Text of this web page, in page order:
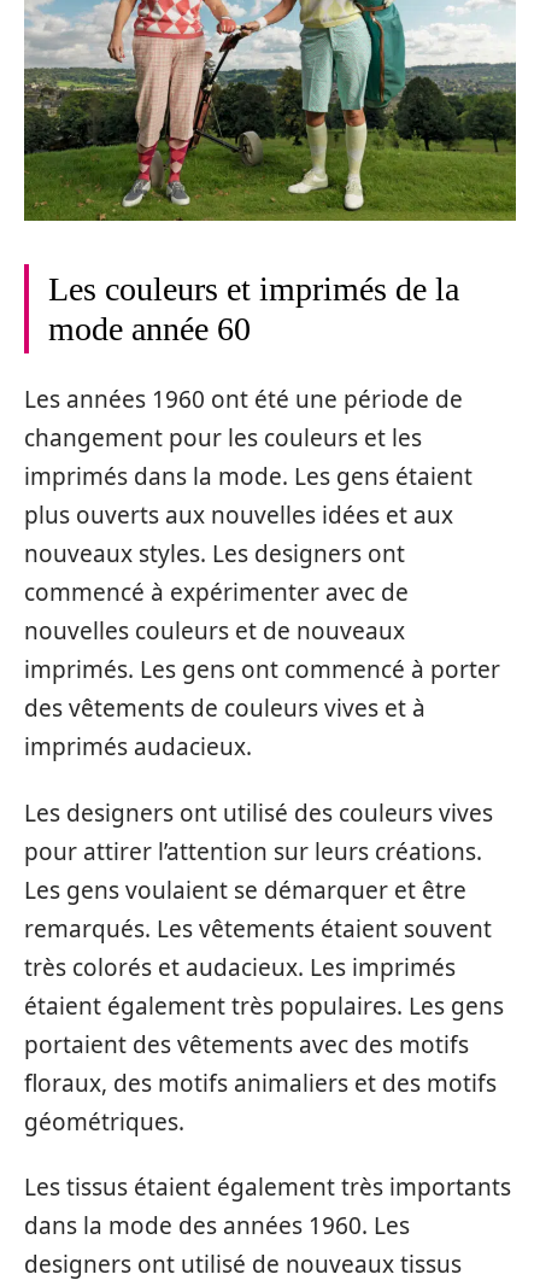
Les couleurs et imprimés de la
mode année 60
Les années 1960 ont été une période de
changement pour les couleurs et les
imprimés dans la mode. Les gens étaient
plus ouverts aux nouvelles idées et aux
nouveaux styles. Les designers ont
commencé à expérimenter avec de
nouvelles couleurs et de nouveaux
imprimés. Les gens ont commencé à porter
des vêtements de couleurs vives et à
imprimés audacieux.
Les designers ont utilisé des couleurs vives
pour attirer l’attention sur leurs créations.
Les gens voulaient se démarquer et être
remarqués. Les vêtements étaient souvent
très colorés et audacieux. Les imprimés
étaient également très populaires. Les gens
portaient des vêtements avec des motifs
floraux, des motifs animaliers et des motifs
géométriques.
Les tissus étaient également très importants
dans la mode des années 1960. Les
designers ont utilisé de nouveaux tissus